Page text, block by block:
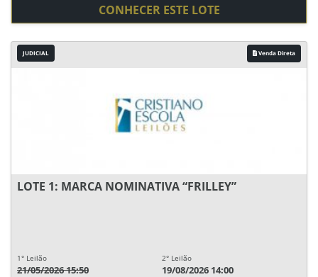
CONHECER ESTE LOTE
JUDICIAL Venda Direta
LOTE 1: MARCA NOMINATIVA “FRILLEY”
1° Leilão
21/05/2026 15:50
2° Leilão
19/08/2026 14:00